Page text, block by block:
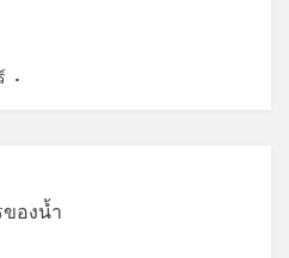
ของน้ำ